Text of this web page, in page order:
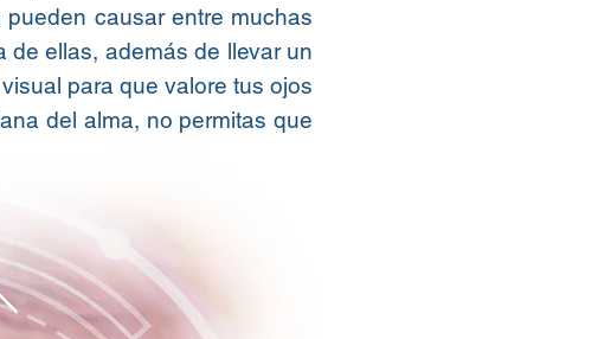
causar entre muchas
ellas, además de llevar un
para que valore tus ojos
del alma, no permitas que